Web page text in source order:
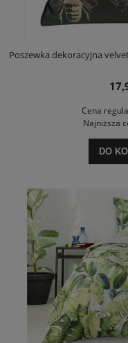
Poszewka dekoracyjna
Cena
Najniższa
DO